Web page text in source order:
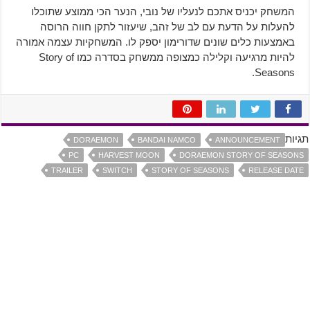
המשחק יכניס אתכם לנעליו של נובי, הנער הכי ממוצע שתוכלו
להעלות על הדעת עם לב של זהב, שיעזור לתקן חווה הרוסה
באמצעות כלים שונים שדורימון יספק לו. המשחקיות עצמה אמורה
להיות מרגיעה וקלילה כמצופה ממשחק בסדרה כמו Story of
Seasons.
תגיות ANNOUNCEMENT
BANDAI NAMCO
DORAEMON
DORAEMON STORY OF SEASONS
HARVEST MOON
PC
RELEASE DATE
STORY OF SEASONS
SWITCH
TRAILER